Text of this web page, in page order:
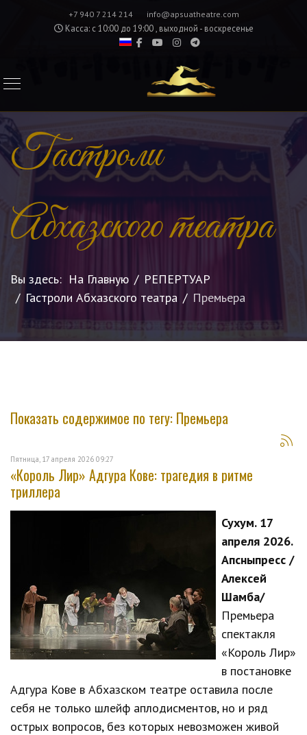
+7 940 7 214 214 info@apsuatheatre.com
Касса: с 10:00 до 19:00 , выходной - воскресенье
Гастроли
Абхазского театра
Вы здесь: На Главную
РЕПЕРТУАР
Гастроли Абхазского театра
Премьера
Показать содержимое по тегу: Премьера
Пятница, 17 апреля 2026 09:27
​«Король Лир» Адгура Кове: трагедия в ритме
триллера
Сухум. 17
апреля 2026.
Апсныпресс /
Алексей
Шамба/​
Премьера
спектакля
«Король Лир»
в постановке
Адгура Кове в Абхазском театре оставила после
себя не только шлейф аплодисментов, но и ряд
острых вопросов, без которых невозможен живой